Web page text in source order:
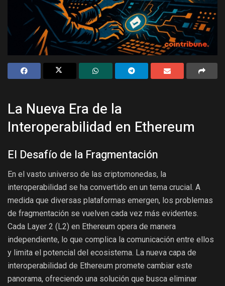
La Nueva Era de la
Interoperabilidad en Ethereum
El Desafío de la Fragmentación
En el vasto universo de las criptomonedas, la
interoperabilidad se ha convertido en un tema crucial. A
medida que diversas plataformas emergen, los problemas
de fragmentación se vuelven cada vez más evidentes.
Cada Layer 2 (L2) en Ethereum opera de manera
independiente, lo que complica la comunicación entre ellos
y limita el potencial del ecosistema. La nueva capa de
interoperabilidad de Ethereum promete cambiar este
panorama, ofreciendo una solución que busca eliminar